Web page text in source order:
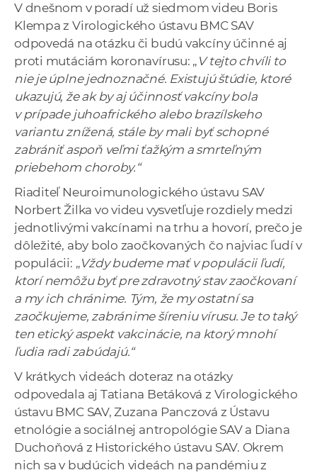
S
A
V dnešnom v poradí už siedmom videu Boris
Klempa z Virologického ústavu BMC SAV
odpovedá na otázku či budú vakcíny účinné aj
proti mutáciám koronavírusu: „ V tejto chvíli to
nie je úplne jednoznačné. Existujú štúdie, ktoré
ukazujú, že ak by aj účinnosť vakcíny bola
v prípade juhoafrického alebo brazílskeho
variantu znížená, stále by mali byť schopné
zabrániť aspoň veľmi ťažkým a smrteľným
priebehom choroby.“
Riaditeľ Neuroimunologického ústavu SAV
Norbert Žilka vo videu vysvetľuje rozdiely medzi
jednotlivými vakcínami na trhu a hovorí, prečo je
dôležité, aby bolo zaočkovaných čo najviac ľudí v
populácii: „Vždy budeme mať v populácii ľudí,
ktorí nemôžu byť pre zdravotný stav zaočkovaní
a my ich chránime. Tým, že my ostatní sa
zaočkujeme, zabránime šíreniu vírusu. Je to taký
ten etický aspekt vakcinácie, na ktorý mnohí
ľudia radi zabúdajú.“
V krátkych videách doteraz na otázky
odpovedala aj Tatiana Betáková z Virologického
ústavu BMC SAV, Zuzana Panczová z Ústavu
etnológie a sociálnej antropológie SAV a Diana
Duchoňová z Historického ústavu SAV. Okrem
nich sa v budúcich videách na pandémiu z